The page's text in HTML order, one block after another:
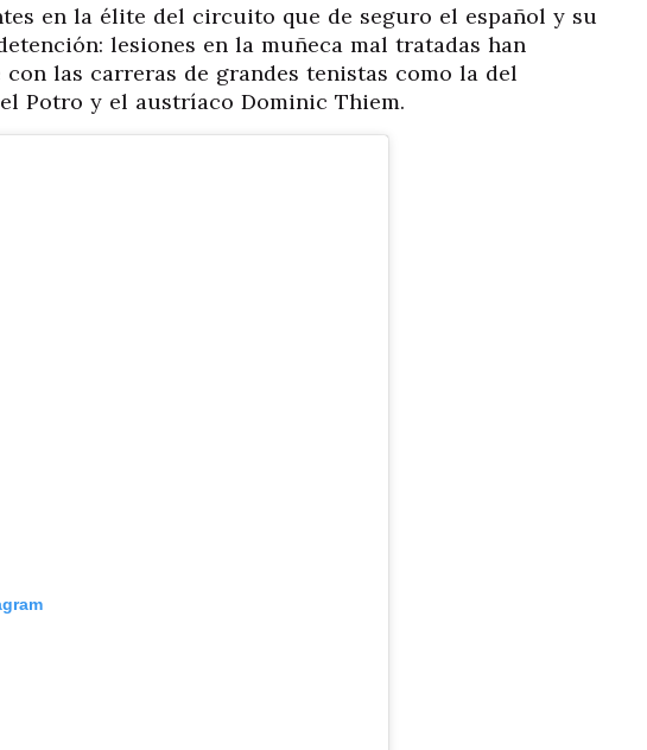
en la élite del circuito que de seguro el español y su
lesiones en la muñeca mal tratadas han
con las carreras de grandes tenistas como la del
Potro y el austríaco Dominic Thiem.